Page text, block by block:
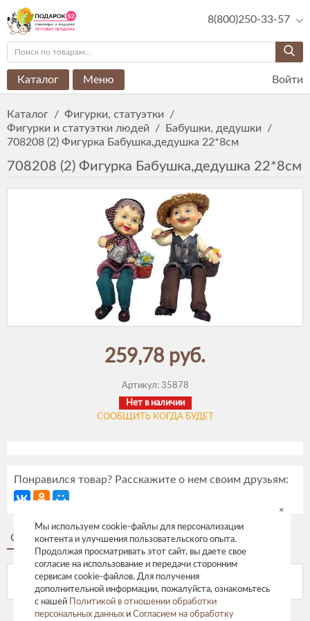
8(800)250-33-57
Каталог Меню Войти
Каталог / Фигурки, статуэтки
/
Фигурки и статуэтки людей
/ Бабушки, дедушки
/
708208 (2) Фигурка Бабушка,дедушка 22*8см
708208 (2) Фигурка Бабушка,дедушка 22*8см
259,78 руб.
Артикул: 35878
Нет в наличии
СООБЩИТЬ КОГДА БУДЕТ
Понравился товар? Расскажите о нем своим друзьям:
Описание Отзывы
Мы используем cookie-файлы для персонализации
контента и улучшения пользовательского опыта.
Продолжая просматривать этот сайт, вы даете свое
согласие на использование и передачи сторонним
сервисам cookie-файлов. Для получения
дополнительной информации, пожалуйста, ознакомьтесь
с нашей
Политикой в отношении обработки
персональных данных и Согласием на обработку
×